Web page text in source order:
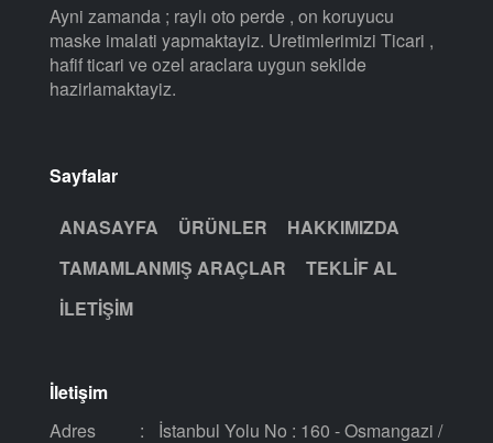
Ayni zamanda ; raylı oto perde , on koruyucu
maske imalati yapmaktayiz. Uretimlerimizi Ticari ,
hafif ticari ve ozel araclara uygun sekilde
hazirlamaktayiz.
Sayfalar
ANASAYFA ÜRÜNLER
HAKKIMIZDA
TAMAMLANMIŞ ARAÇLAR
TEKLIF AL
İLETIŞIM
İletişim
Adres
:
İstanbul Yolu No : 160 - Osmangazi /